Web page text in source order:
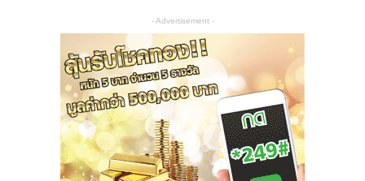
- Advertisement -